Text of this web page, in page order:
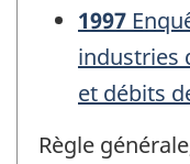
1997
industries
et débits
Règle